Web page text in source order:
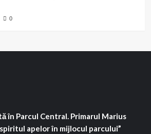
0
în Parcul Central. Primarul Marius
apelor în mijlocul parcului”